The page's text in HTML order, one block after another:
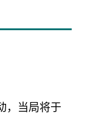
，当局将于